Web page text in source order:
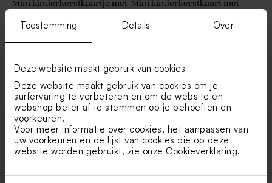
Toestemming Details Over
Deze website maakt gebruik van cookies
Deze website maakt gebruik van cookies om je
surfervaring te verbeteren en om de website en
webshop beter af te stemmen op je behoeften en
voorkeuren.
Voor meer informatie over cookies, het aanpassen van
uw voorkeuren en de lijst van cookies die op deze
website worden gebruikt, zie onze Cookieverklaring.
Mini kinderkerstkaartje met Mini kinderkerstkaart met
Enveloppen